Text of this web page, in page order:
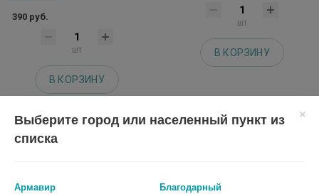
390 руб.
шт
В КОРЗИНУ
шт
В КОРЗИНУ
Выберите город или населенный пункт из
списка
Армавир Благодарный